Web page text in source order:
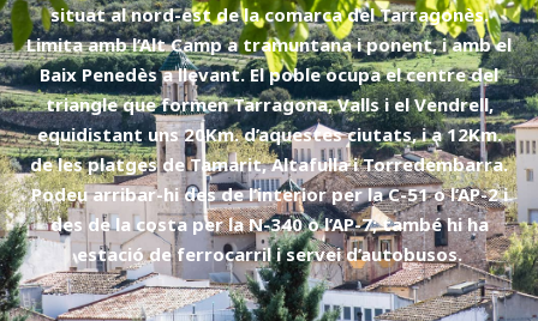
situat al nord-est de la comarca del Tarragonès.
Limita amb l’Alt Camp a tramuntana i ponent, i amb el
Baix Penedès a llevant. El poble ocupa el centre del
triangle que formen Tarragona, Valls i el Vendrell,
equidistant uns 20Km. d’aquestes ciutats, i a 12Km.
de les platges de Tamarit, Altafulla i Torredembarra.
Podeu arribar-hi des de l’interior per la C-51 o l’AP-2 i
des de la costa per la N-340 o l’AP-7; també hi ha
estació de ferrocarril i servei d’autobusos.